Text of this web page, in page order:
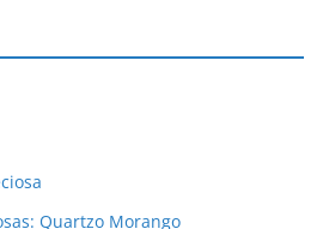
Quartzo Morango